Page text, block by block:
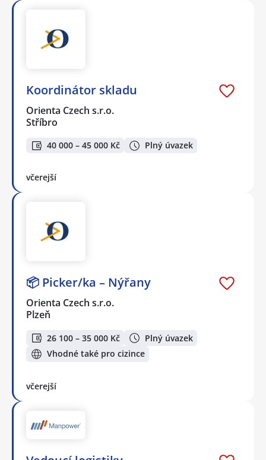
Koordinátor skladu
Orienta Czech s.r.o.
Stříbro
40 000 – 45 000 Kč Plný úvazek
včerejší
📦 Picker/ka – Nýřany
Orienta Czech s.r.o.
Plzeň
26 100 – 35 000 Kč
Plný úvazek
Vhodné také pro cizince
včerejší